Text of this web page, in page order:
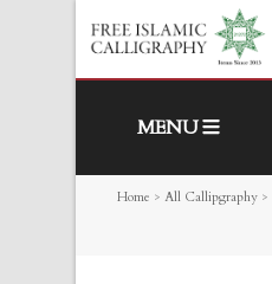
MENU
Home > All Callipgraphy >